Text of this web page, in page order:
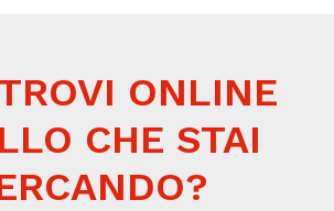
ONLINE
CHE STAI